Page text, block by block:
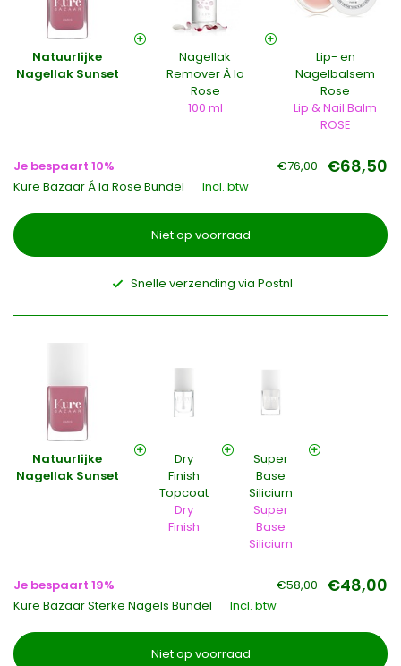
Natuurlijke
Nagellak Sunset
Nagellak
Remover À la
Rose
100 ml
Lip- en
Nagelbalsem
Rose
Lip & Nail Balm
ROSE
Je bespaart 10% €76,00 €68,50
Kure Bazaar Á la Rose Bundel Incl. btw
Niet op voorraad
Snelle verzending via Postnl
Natuurlijke
Nagellak Sunset
Dry
Finish
Topcoat
Dry
Finish
Super
Base
Silicium
Super
Base
Silicium
Je bespaart 19% €58,00 €48,00
Kure Bazaar Sterke Nagels Bundel Incl. btw
Niet op voorraad